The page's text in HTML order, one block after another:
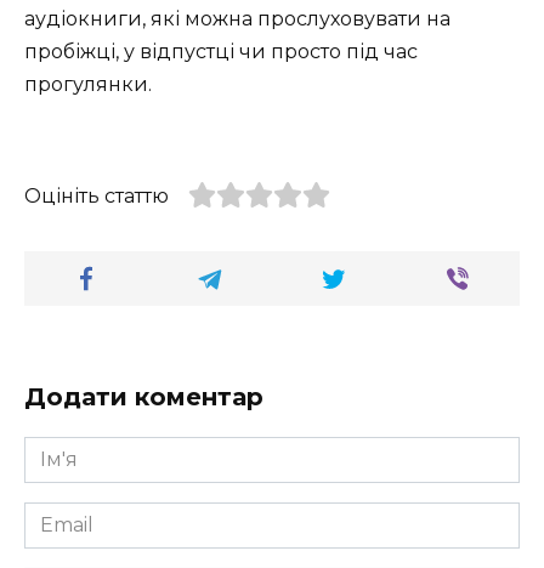
аудіокниги, які можна прослуховувати на
пробіжці, у відпустці чи просто під час
прогулянки.
Оцініть статтю
Додати коментар
Ім'я
*
Email
*